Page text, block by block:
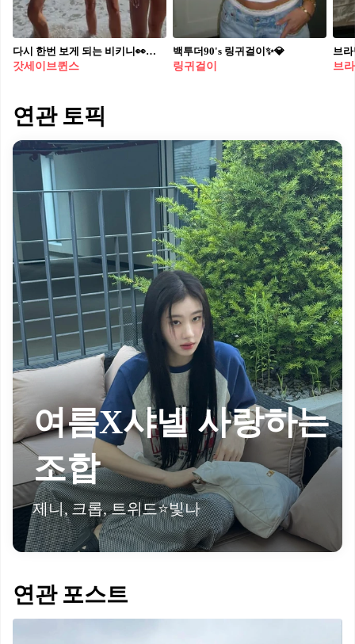
다시 한번 보게 되는 비키니👀🖤 올여름 핫걸들 갓세이브퀸스 도전 @가능?🙋🏻‍♀️👙 2014년 폴란드에서 탄생한 갓세이브퀸스(God Save Queens)는 란제리와 기성복의 경계를 넘나드는 럭셔리 란제리 브랜드입니다. 해외 인플루언서들의 여름 핫템은 갓세이브퀸스의 스윔웨어 컬렉션인데요. 속살이 보이는 듯 한 착시효과가 있어 더욱 아찔해 보이지만 수영복에 스킨톤 망사가 더해졌으며, 과감한 디자인과 곡선 실루엣이 특징인 아이템입니다. 이번 여름, 자신감 넘치는 스타일링을 완성하고 싶다면 갓세이브퀸스의 스윔웨어를 만나보세요!🌊
갓세이브퀸스
백투더90's 링귀걸이✨💎​
링귀걸이
브
브
연관 토픽
여름X샤넬 사랑하는
조합
제니, 크롭, 트위드⭐️빛나
연관 포스트